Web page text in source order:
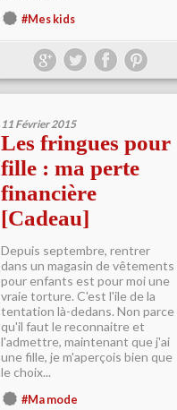
#Mes kids
11 Février 2015
Les fringues pour
fille : ma perte
financière
[Cadeau]
Depuis septembre, rentrer
dans un magasin de vêtements
pour enfants est pour moi une
vraie torture. C'est l'ile de la
tentation là-dedans. Non parce
qu'il faut le reconnaitre et
l'admettre, maintenant que j'ai
une fille, je m'aperçois bien que
le choix...
#Ma mode